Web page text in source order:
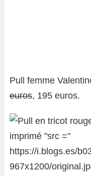
Pull femme
euros, 195 euros.